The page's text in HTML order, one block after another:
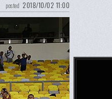
posted 2018/10/02 11:00